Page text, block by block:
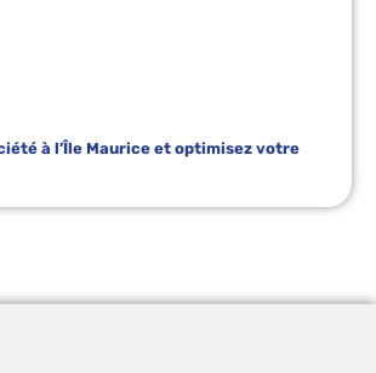
à l’Île Maurice et optimisez votre